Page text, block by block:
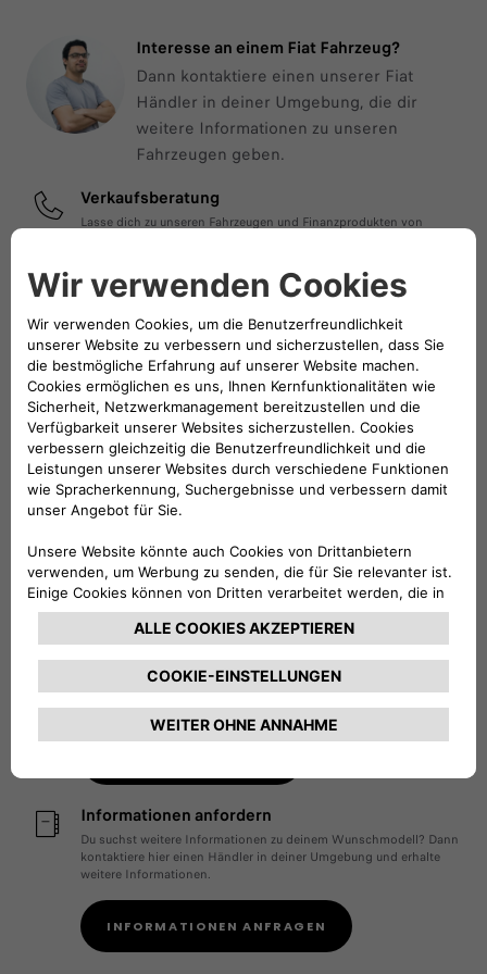
Interesse an einem Fiat Fahrzeug?
Dann kontaktiere einen unserer Fiat
Händler in deiner Umgebung, die dir
weitere Informationen zu unseren
Fahrzeugen geben.
Verkaufsberatung
Lasse dich zu unseren Fahrzeugen und Finanzprodukten von
Fiat Händler suchen
Finde den nächstgelegenen Fiat Händler in deiner Umgebung,
kontaktiere deinen Wunschhändler und vereinbare einen Termin.
ZUR HÄNDLERSUCHE
Angebot anfordern
für dein neues Wunschfahrzeug erstellen.
ANGEBOT ANFORDERN
Probefahrt buchen
Lerne unsere Fiat Modelle aus nächster Nähe kennen. Buche hier
eine Probefahrt bei einem Fiat Partner in deiner Nähe
Informationen anfordern
Du suchst weitere Informationen zu deinem Wunschmodell? Dann
kontaktiere hier einen Händler in deiner Umgebung und erhalte
weitere Informationen.
INFORMATIONEN ANFRAGEN